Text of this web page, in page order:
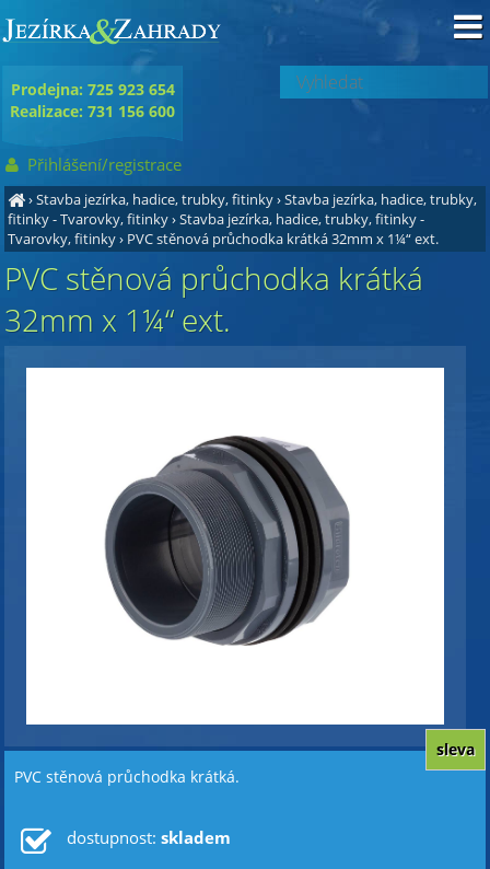
›Stavba jezírka, hadice, trubky, fitinky›Stavba jezírka, hadice, trubky,
fitinky - Tvarovky, fitinky›Stavba jezírka, hadice, trubky, fitinky -
Tvarovky, fitinky› PVC stěnová průchodka krátká 32mm x 1¼“ ext.
PVC stěnová průchodka krátká
32mm x 1¼“ ext.
PVC stěnová průchodka krátká.
sleva
dostupnost: skladem
Prodejna: 725 923 654
Realizace: 731 156 600
Přihlášení/registrace